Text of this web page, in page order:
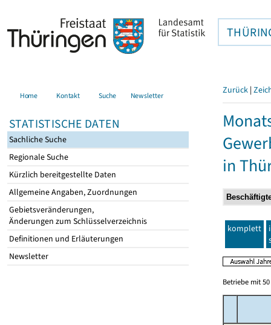
Home Kontakt Suche Newsletter
STATISTISCHE DATEN
Sachliche Suche
Regionale Suche
Kürzlich bereitgestellte Daten
Allgemeine Angaben, Zuordnungen
Gebietsveränderungen,
Änderungen zum Schlüsselverzeichnis
Definitionen und Erläuterungen
Newsletter
Zurück |
in
komplett
Betriebe mit